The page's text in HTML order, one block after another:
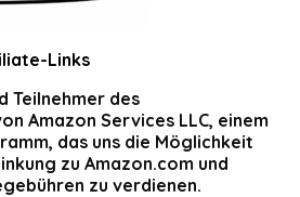
Links
Teilnehmer des
Amazon Services LLC, einem
das uns die Möglichkeit
zu Amazon.com und
zu verdienen.